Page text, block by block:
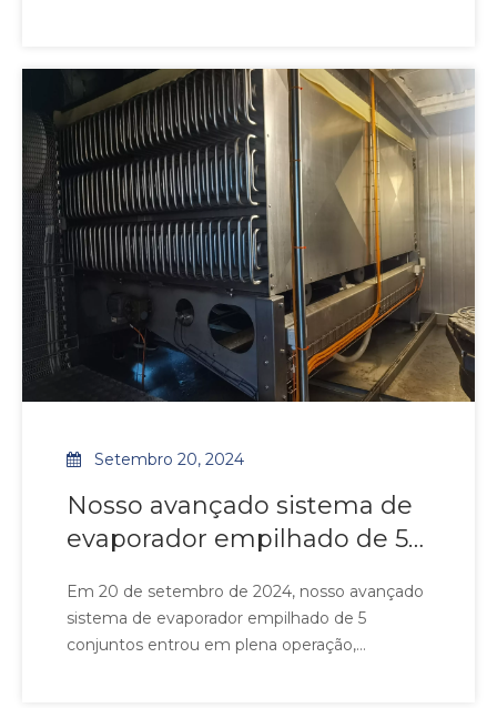
corrosão combinados com aletas de liga de
alumínio-magnésio, os sistemas alcançam
98,5% de eficiência de transferência térmica
abaixo de 2.
Setembro 20, 2024
Nosso avançado sistema de
evaporador empilhado de 5
operação, apresentando
tubos de aço inoxidável
Em 20 de setembro de 2024, nosso avançado
sistema de evaporador empilhado de 5
conjuntos entrou em plena operação,